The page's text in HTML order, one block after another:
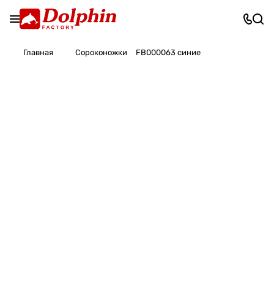
Главная Сороконожки FB000063 синие